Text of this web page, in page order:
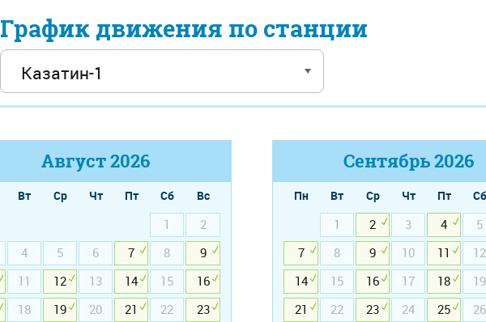
График движения по станции
Август2026
Вт Ср Чт Пт Сб
Вс
1
2
4 5 6 7 8
9
11 12 13 14 15
16
18 19 20 21 22
23
Сентябрь2026
Пн Вт Ср Чт Пт
Сб
1
2 3 4
5
7
8 9 10 11
12
14
15 16 17 18
19
21
22 23 24 25
26